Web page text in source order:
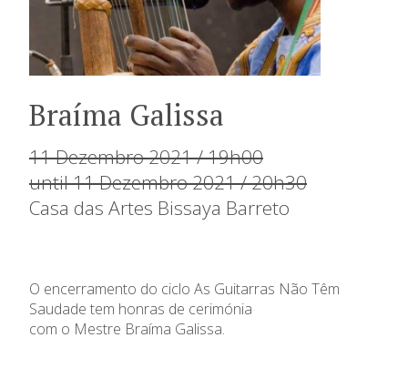
Braíma Galissa
11 Dezembro 2021 / 19h00
until 11 Dezembro 2021 / 20h30
Casa das Artes Bissaya Barreto
O encerramento do ciclo As Guitarras Não Têm
Saudade tem honras de cerimónia
com o Mestre Braíma Galissa.